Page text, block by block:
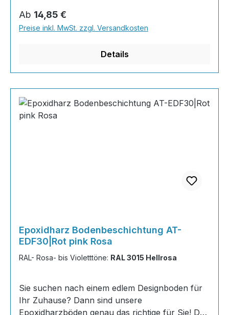
Farbkombinationen sind möglich. Von edlen
Naturtönen bis knallig-bunt ist alles möglich!
Wenn Sie eine farbige Bodenbeschichtung
Regulärer Preis:
Ab 14,85 €
Preise inkl. MwSt. zzgl. Versandkosten
Details
Epoxidharz Bodenbeschichtung AT-
EDF30|Rot pink Rosa
RAL- Rosa- bis Violetttöne: RAL 3015 Hellrosa
Sie suchen nach einem edlem Designboden für
Ihr Zuhause? Dann sind unsere
Epoxidharzböden genau das richtige für Sie! Der